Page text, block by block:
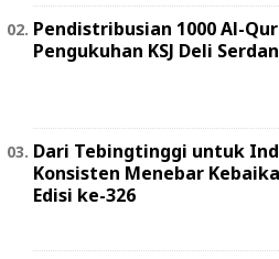
Pendistribusian 1000 Al-
Pengukuhan KSJ Deli
Dari Tebingtinggi untuk
Konsisten Menebar
Edisi ke-326